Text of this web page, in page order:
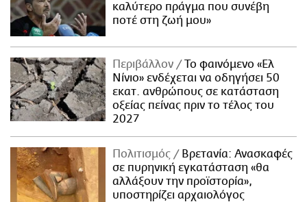
καλύτερο πράγμα που συνέβη
ποτέ στη ζωή μου»
Περιβάλλον
Το φαινόμενο «Ελ
Νίνιο» ενδέχεται να οδηγήσει 50
εκατ. ανθρώπους σε κατάσταση
οξείας πείνας πριν το τέλος του
2027
Πολιτισμός
Βρετανία: Ανασκαφές
σε πυρηνική εγκατάσταση «θα
αλλάξουν την προϊστορία»,
υποστηρίζει αρχαιολόγος